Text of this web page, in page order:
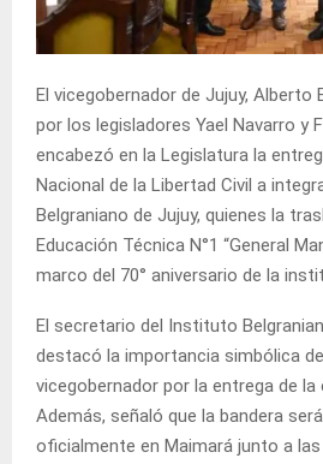
El vicegobernador de Jujuy, Alberto
por los legisladores Yael Navarro y
encabezó en la Legislatura la
Nacional de la Libertad Civil a
Belgraniano de Jujuy, quienes la
Educación Técnica N°1 “General
marco del 70° aniversario de la
El secretario del Instituto
destacó la importancia simbólica
vicegobernador por la entrega de la
Además, señaló que la bandera
oficialmente en Maimará junto a